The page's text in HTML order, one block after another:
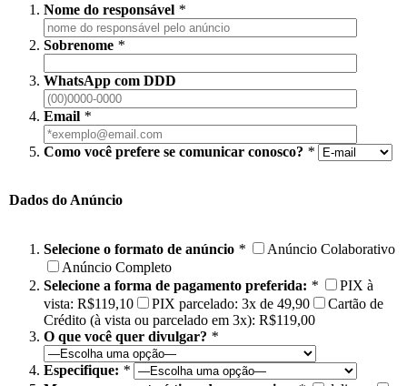
Nome do responsável *
Sobrenome *
WhatsApp com DDD
Email *
Como você prefere se comunicar conosco? *
Dados do Anúncio
Selecione o formato de anúncio *
Anúncio Colaborativo
Anúncio Completo
Selecione a forma de pagamento preferida: *
PIX à
vista: R$119,10
PIX parcelado: 3x de 49,90
Cartão de
Crédito (à vista ou parcelado em 3x): R$119,00
O que você quer divulgar? *
Especifique: *